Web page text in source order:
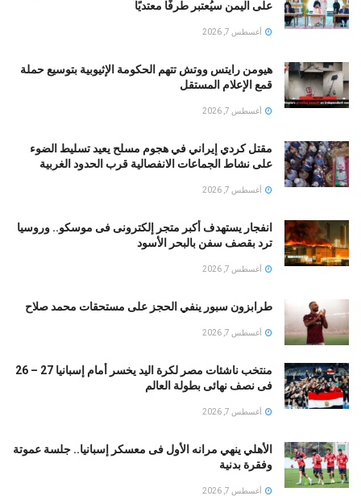
على اليمن سيُعتبر طرفًا معتديًا
أغسطس 7, 2026
هيومن رايتس ووتش تتهم الحكومة الإثيوبية بتوسيع حملة
قمع الإعلام المستقل
أغسطس 7, 2026
مقتل كردي إيراني في هجوم مسلح يعيد تسليط الضوء
على نشاط الجماعات الانفصالية قرب الحدود الغربية
أغسطس 7, 2026
انفجار يستهدف أكبر متجر إلكترونى فى موسكو.. وروسيا
ترد بقصف سفن بالبحر الأسود
أغسطس 7, 2026
طرابزون سبور ينفي الحجز على مستحقات محمد صلاح
أغسطس 7, 2026
منتخب ناشئات مصر لكرة اليد يخسر أمام إسبانيا 27 – 26
فى نصف نهائى بطولة العالم
أغسطس 7, 2026
الأهلي ينهي مرانه الأول فى معسكر إسبانيا.. جلسة عموتة
وفقرة بدنية
أغسطس 7, 2026